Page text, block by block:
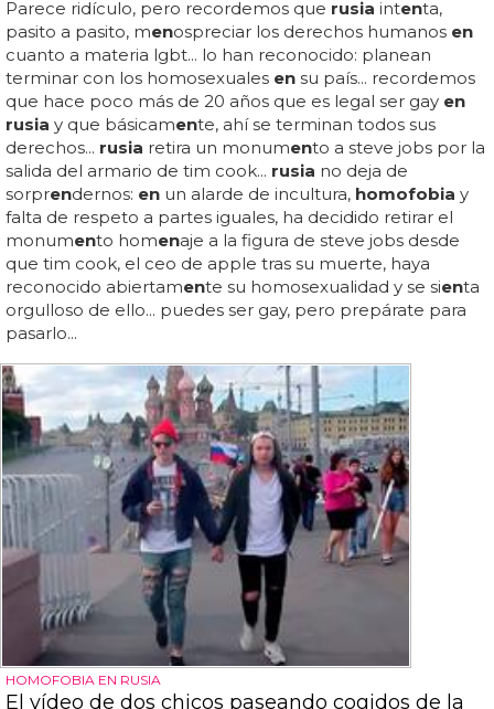
Parece ridículo, pero recordemos que rusia intenta,
pasito a pasito, menospreciar los derechos humanos en
cuanto a materia lgbt... lo han reconocido: planean
terminar con los homosexuales en su país... recordemos
que hace poco más de 20 años que es legal ser gay en
rusia y que básicamente, ahí se terminan todos sus
derechos... rusia retira un monumento a steve jobs por la
salida del armario de tim cook... rusia no deja de
sorprendernos: en un alarde de incultura, homofobia y
falta de respeto a partes iguales, ha decidido retirar el
monumento homenaje a la figura de steve jobs desde
que tim cook, el ceo de apple tras su muerte, haya
reconocido abiertamente su homosexualidad y se sienta
orgulloso de ello... puedes ser gay, pero prepárate para
pasarlo...
HOMOFOBIA EN RUSIA
El vídeo de dos chicos paseando cogidos de la